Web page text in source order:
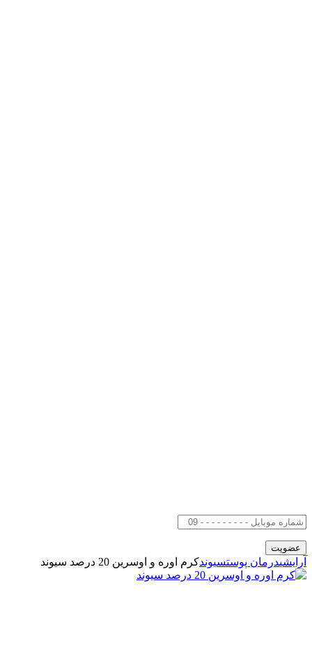
آرایشیدرمان پوستسیوندکرم اوره و اوسرین 20 درصد سیوند